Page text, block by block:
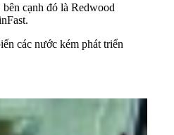
cạnh đó là Redwood
các nước kém phát triển